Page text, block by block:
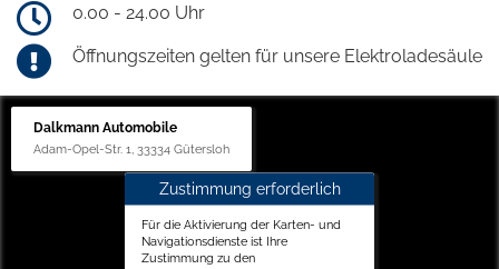
0.00 - 24.00 Uhr
Öffnungszeiten gelten für unsere Elektroladesäule
Dalkmann Automobile
Adam-Opel-Str. 1, 33334 Gütersloh
Zustimmung erforderlich
Für die Aktivierung der Karten- und
Navigationsdienste ist Ihre
Zustimmung zu den